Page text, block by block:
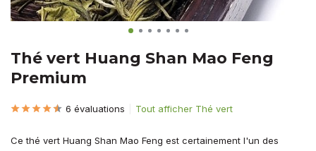
Thé vert Huang Shan Mao Feng
Premium
6 évaluations Tout afficher Thé vert
Ce thé vert Huang Shan Mao Feng est certainement l'un des